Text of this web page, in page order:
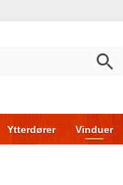
Ytterdører Vinduer